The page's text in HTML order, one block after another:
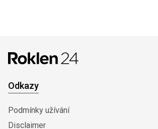
Odkazy
Podmínky užívání
Disclaimer